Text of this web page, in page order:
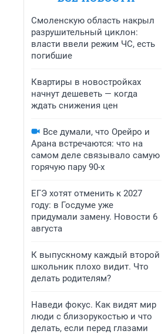
Смоленскую область накрыл
разрушительный циклон:
власти ввели режим ЧС, есть
погибшие
Квартиры в новостройках
начнут дешеветь — когда
ждать снижения цен
Все думали, что Орейро и
Арана встречаются: что на
самом деле связывало самую
горячую пару 90-х
ЕГЭ хотят отменить к 2027
году: в Госдуме уже
придумали замену. Новости 6
августа
К выпускному каждый второй
школьник плохо видит. Что
делать родителям?
Наведи фокус. Как видят мир
люди с близорукостью и что
делать, если перед глазами